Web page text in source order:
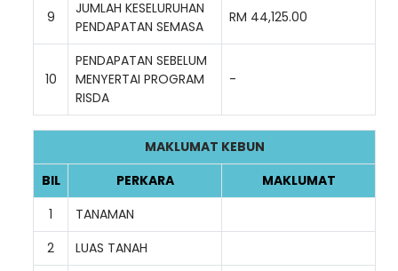
9
JUMLAH KESELURUHAN
PENDAPATAN SEMASA
RM 44,125.00
10
PENDAPATAN SEBELUM
MENYERTAI PROGRAM
RISDA
-
MAKLUMAT KEBUN
BIL
PERKARA
MAKLUMAT
1
TANAMAN
2
LUAS TANAH